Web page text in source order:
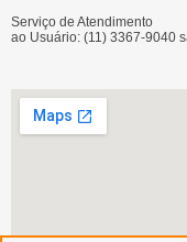
Serviço de Atendimento
ao Usuário: (11) 3367-9040